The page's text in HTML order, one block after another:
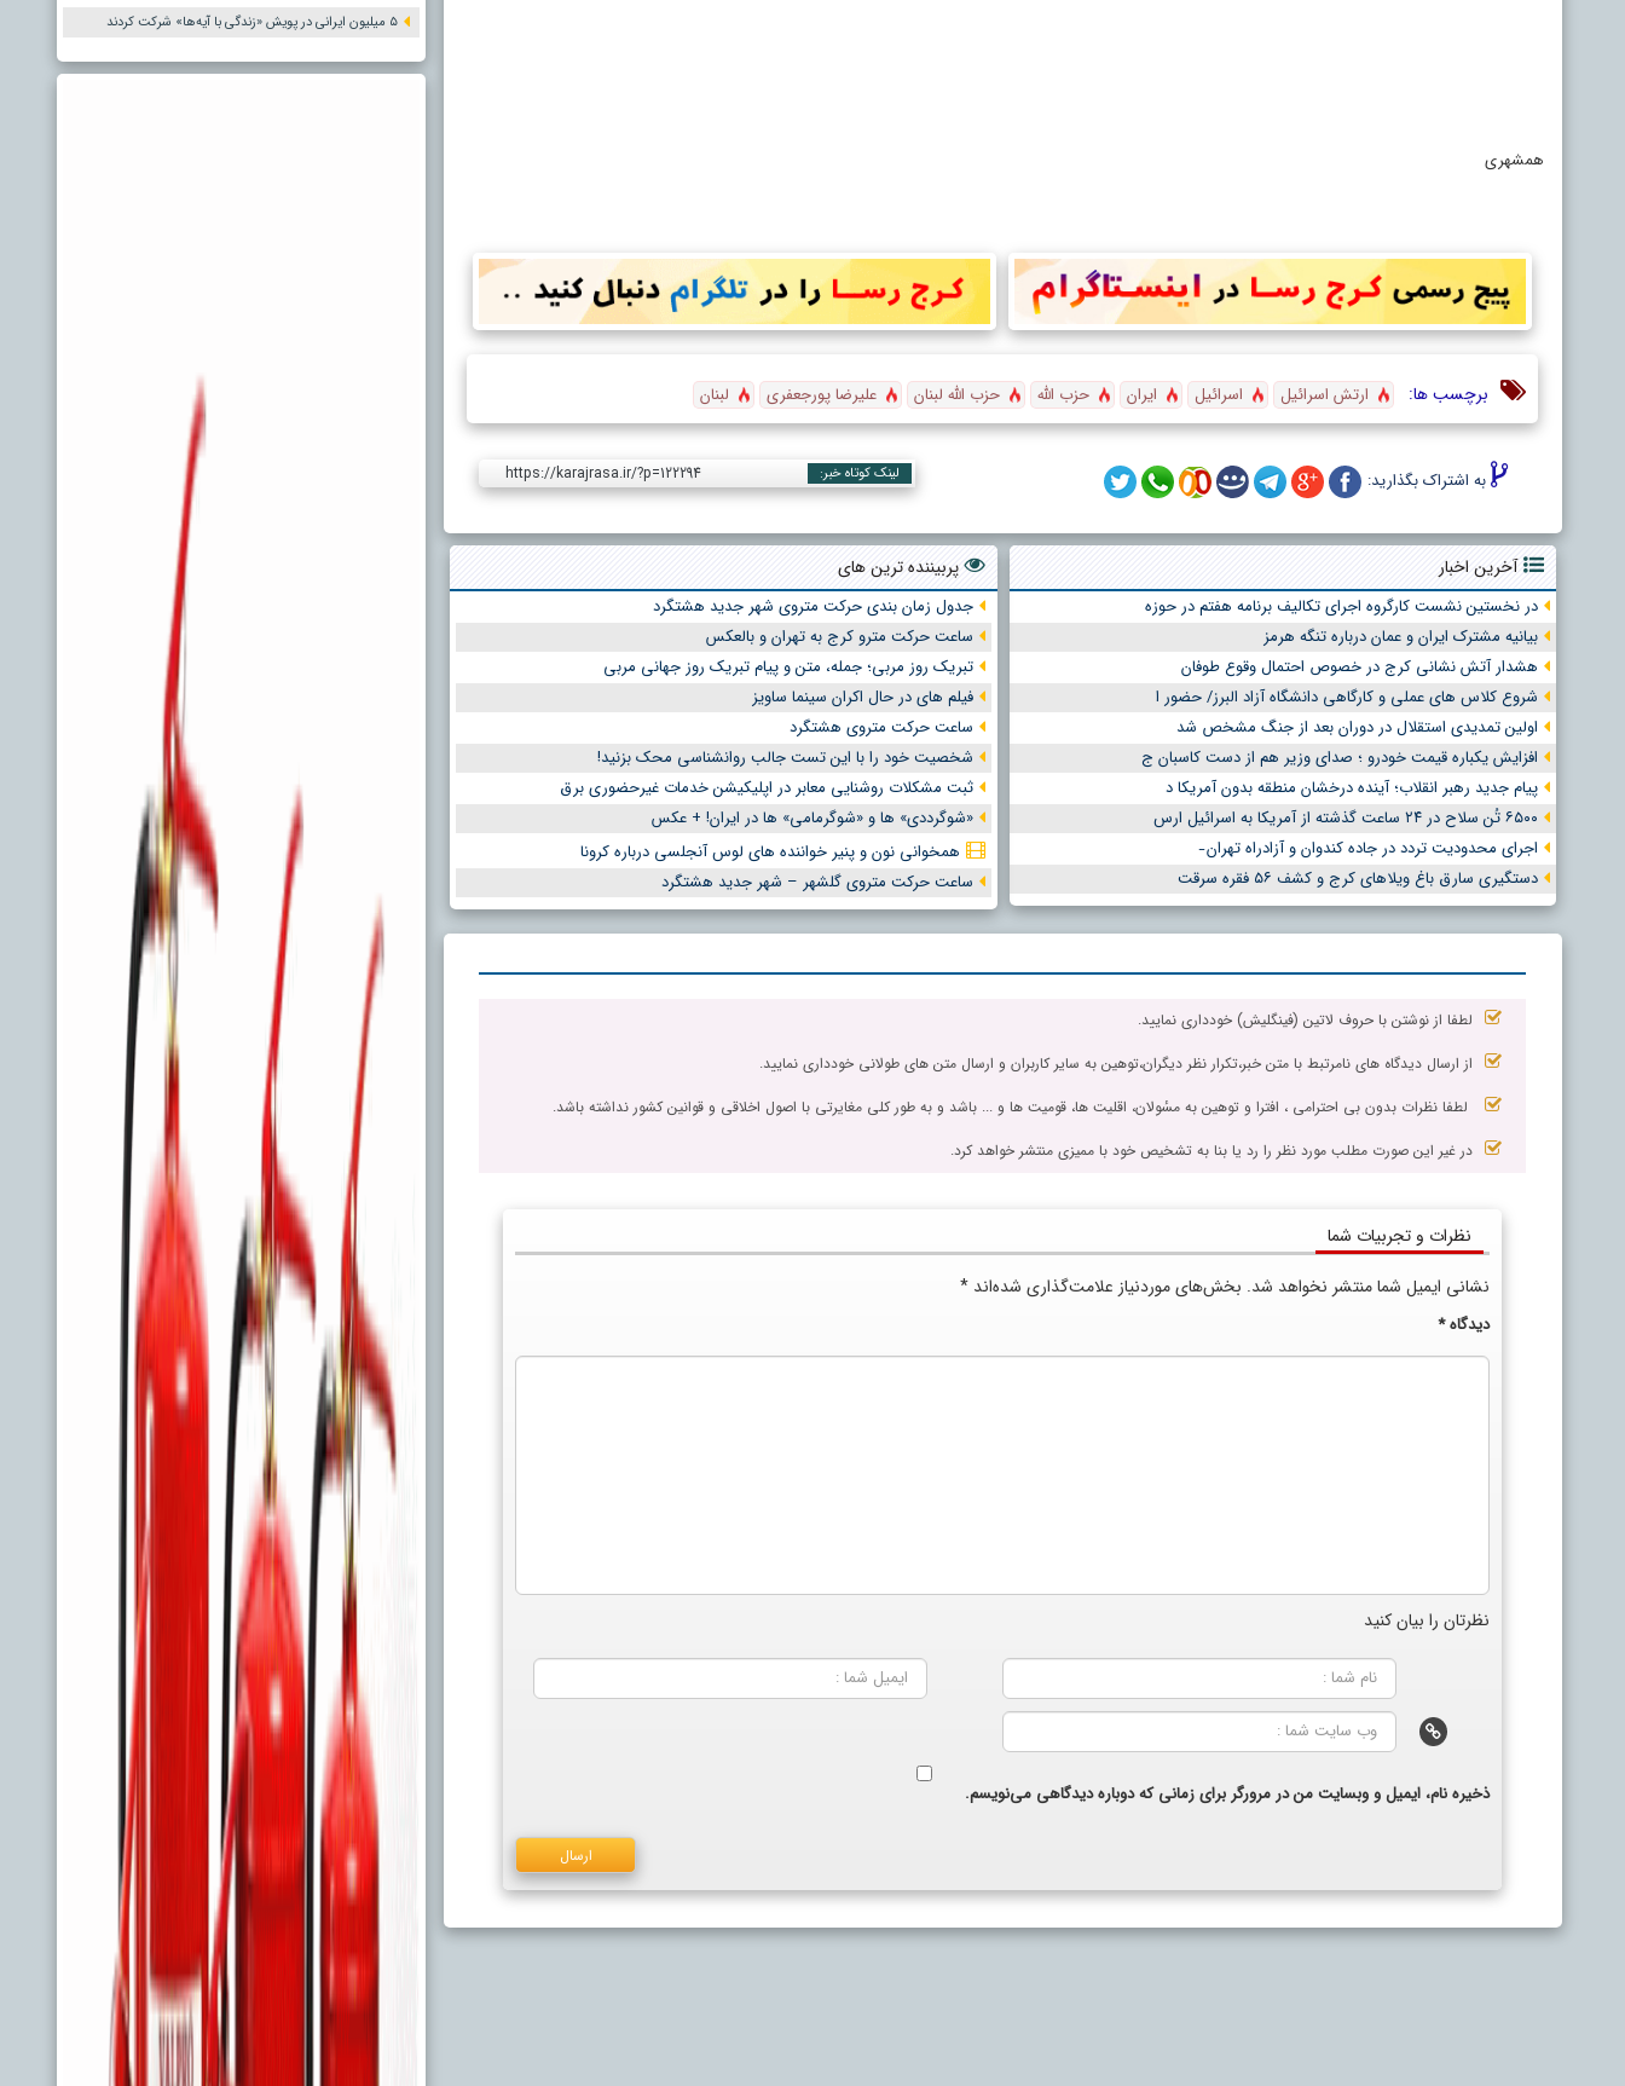
همشهری
برچسب ها: ارتش اسرائیل اسرائیل ایران حزب الله حزب الله لبنان علیرضا پورجعفری لبنان
به اشتراک بگذارید: لینک کوتاه خبر: https://karajrasa.ir/?p=122294
آخرین اخبار
در نخستین نشست کارگروه اجرای تکالیف برنامه هفتم در حوزه
بیانیه مشترک ایران و عمان درباره تنگه هرمز
هشدار آتش نشانی کرج در خصوص احتمال وقوع طوفان
شروع کلاس های عملی و کارگاهی دانشگاه آزاد البرز/ حضور ا
اولین تمدیدی استقلال در دوران بعد از جنگ مشخص شد
افزایش یکباره قیمت خودرو ؛ صدای وزیر هم از دست کاسبان ج
پیام جدید رهبر انقلاب؛ آینده درخشان منطقه بدون آمریکا د
۶۵۰۰ تُن سلاح در ۲۴ ساعت گذشته از آمریکا به اسرائیل ارس
اجرای محدودیت تردد در جاده کندوان و آزادراه تهران ̵
دستگیری سارق باغ ویلاهای کرج و کشف ۵۶ فقره سرقت
پربیننده ترین های
جدول زمان بندی حرکت متروی شهر جدید هشتگرد
ساعت حرکت مترو کرج به تهران و بالعکس
تبریک روز مربی؛ جمله، متن و پیام تبریک روز جهانی مربی
فیلم های در حال اکران سینما ساویز
ساعت حرکت متروی هشتگرد
شخصیت خود را با این تست جالب روانشناسی محک بزنید!
ثبت مشکلات روشنایی معابر در اپلیکیشن خدمات غیرحضوری برق
«شوگرددی» ها و «شوگرمامی» ها در ایران! + عکس
همخوانی نون و پنیر خواننده های لوس آنجلسی درباره کرونا
ساعت حرکت متروی گلشهر – شهر جدید هشتگرد
لطفا از نوشتن با حروف لاتین (فینگلیش) خودداری نمایید.
از ارسال دیدگاه های نامرتبط با متن خبر،تکرار نظر دیگران،توهین به سایر کاربران و ارسال متن های طولانی خودداری نمایید.
لطفا نظرات بدون بی احترامی ، افترا و توهین به مسٔولان، اقلیت ها، قومیت ها و ... باشد و به طور کلی مغایرتی با اصول اخلاقی و قوانین کشور نداشته باشد.
در غیر این صورت مطلب مورد نظر را رد یا بنا به تشخیص خود با ممیزی منتشر خواهد کرد.
نظرات و تجربیات شما
نشانی ایمیل شما منتشر نخواهد شد. بخش‌های موردنیاز علامت‌گذاری شده‌اند *
دیدگاه*
نظرتان را بیان کنید
ذخیره نام، ایمیل و وبسایت من در مرورگر برای زمانی که دوباره دیدگاهی می‌نویسم.
۵ میلیون ایرانی در پویش «زندگی با آیه‌ها» شرکت کردند